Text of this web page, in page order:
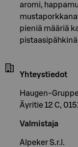
aromi,
pieniä määriä
Yhteystiedot
Haugen-
Äyritie 12 C,
Valmistaja
Alpeker S.r.l.